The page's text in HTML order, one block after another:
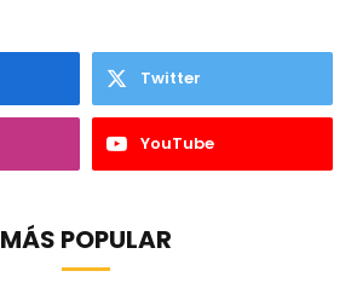
Twitter
YouTube
MÁS POPULAR